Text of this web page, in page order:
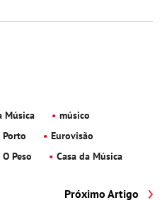
Música
músico
Porto
Eurovisão
O Peso Casa da Música
Próximo Artigo